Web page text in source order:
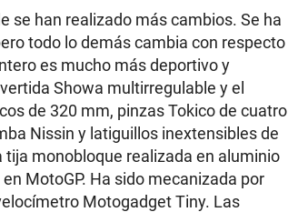
se han realizado más cambios. Se ha
todo lo demás cambia con respecto
es mucho más deportivo y
Showa multirregulable y el
de 320 mm, pinzas Tokico de cuatro
Nissin y latiguillos inextensibles de
monobloque realizada en aluminio
MotoGP. Ha sido mecanizada por
Motogadget Tiny. Las